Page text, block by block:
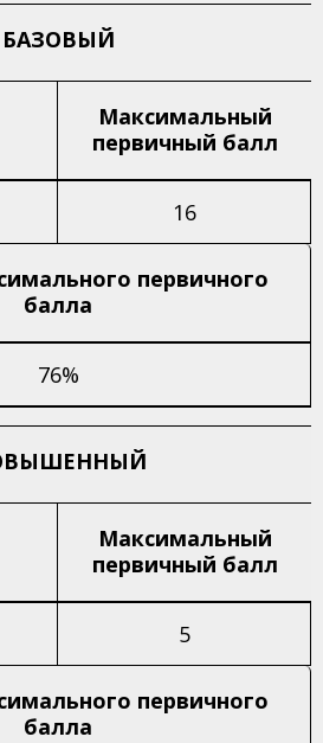
БАЗОВЫЙ
Максимальный
первичный балл
16
первичного
балла
76%
Максимальный
первичный балл
5
первичного
балла